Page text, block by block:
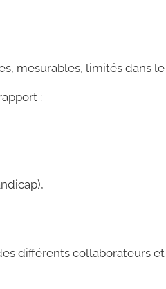
mesurables, limités dans
:
différents collaborateurs